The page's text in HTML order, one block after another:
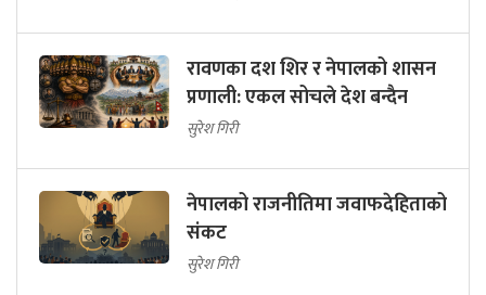
रावणका दश शिर र नेपालको शासन
प्रणाली: एकल सोचले देश बन्दैन
सुरेश गिरी
नेपालको राजनीतिमा जवाफदेहिताको
संकट
सुरेश गिरी